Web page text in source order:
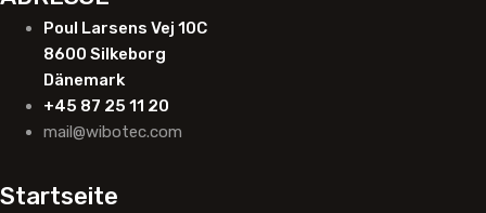
Poul Larsens Vej 10C
8600 Silkeborg
Dänemark
+45 87 25 11 20
mail@wibotec.com
Startseite